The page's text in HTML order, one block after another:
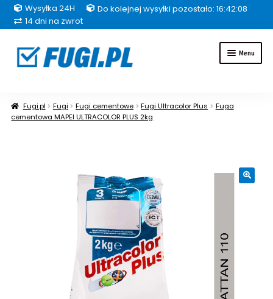
Wysyłka 24H
Do kolejnej wysyłki pozostało: 16:42:07
14 dni na zwrot
Przejdź
do
Przejdź
do
Menu
Uszczelniacze
Inne grupy produktów
Fugi.pl Fugi Fugi cementowe Fugi Ultracolor Plus
Fuga
cementowa MAPEI ULTRACOLOR PLUS 2kg